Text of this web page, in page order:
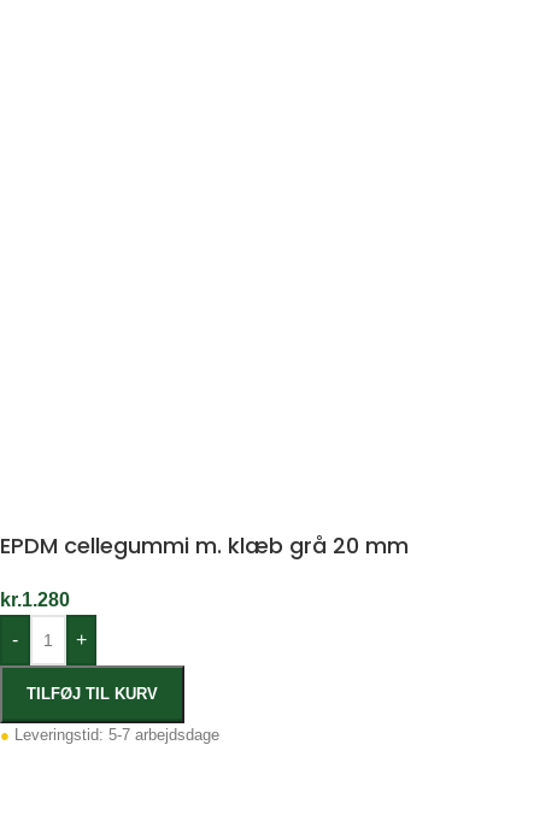
EPDM cellegummi m. klæb grå 20 mm
kr.1.280
-
+
TILFØJ TIL KURV
● Leveringstid: 5-7 arbejdsdage